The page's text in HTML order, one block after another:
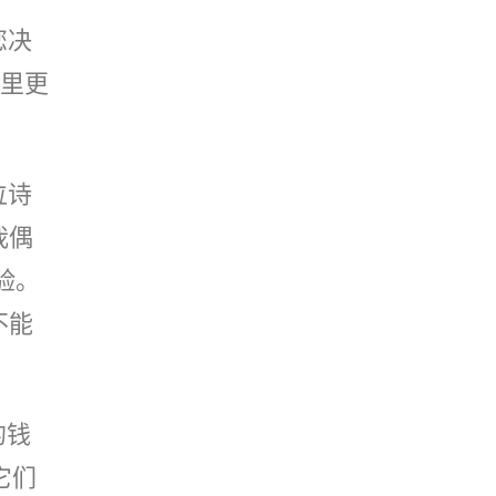
决
更
诗
偶
能
钱
们